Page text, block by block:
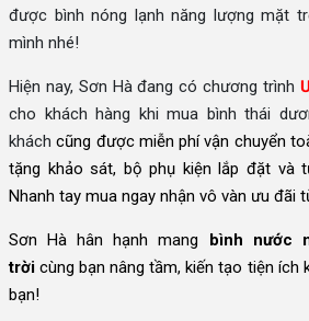
được bình nóng lạnh năng lượng mặt
mình nhé!
Hiện nay, Sơn Hà đang có chương trình
cho khách hàng khi mua bình thái
kháchcũng được miễn phí vận chuyển
tặng khảo sát, bộ phụ kiện lắp đặt và
Nhanh tay mua ngay nhận vô vàn ưu đãi
Sơn Hà hân hạnh mang
bình nước
trời cùng bạn nâng tầm, kiến tạo tiện ích
bạn!